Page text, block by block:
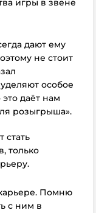
игры в звене
дают ему
не стоит
особое
даёт нам
розыгрыша».
стать
только
Помню
с ним в